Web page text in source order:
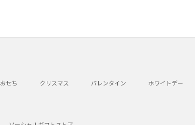
おせち クリスマス バレンタイン ホワイトデー